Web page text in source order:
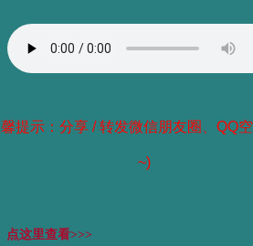
提示：分享 / 转发微信朋友圈、QQ
~)
点这里查看>>>